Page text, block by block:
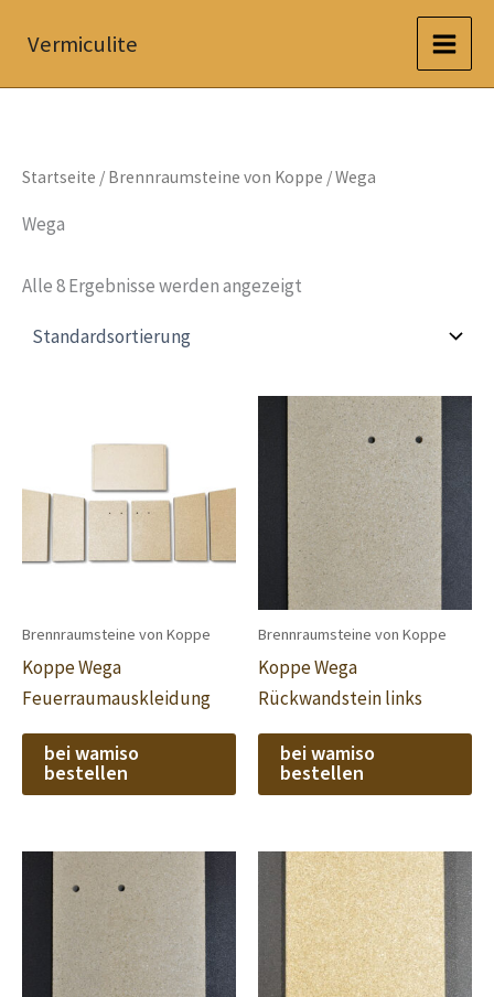
InhaltVermiculite
Startseite / Brennraumsteine von Koppe / Wega
Wega
Alle 8 Ergebnisse werden angezeigt
Brennraumsteine von Koppe
Koppe Wega
Feuerraumauskleidung
bei wamiso
bestellen
Brennraumsteine von Koppe
Koppe Wega
Rückwandstein links
bei wamiso
bestellen